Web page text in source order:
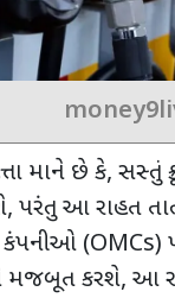
માને છે કે, સસ્તું
, પરંતુ આ રાહત
કંપનીઓ (OMCs)
મજબૂત કરશે, આ